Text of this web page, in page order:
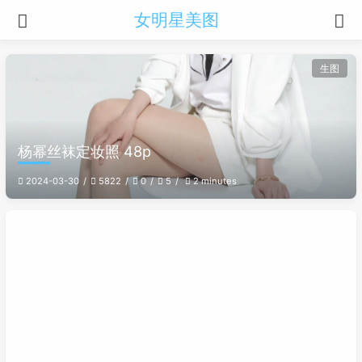
女明星美图
生图
杨幂丝袜定妆照 48p
2024-03-30 5822 0 5 2 minutes